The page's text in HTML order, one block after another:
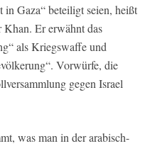
Gaza“ beteiligt seien, heißt
Er erwähnt das
als Kriegswaffe und
Vorwürfe, die
gegen Israel
was man in der arabisch-